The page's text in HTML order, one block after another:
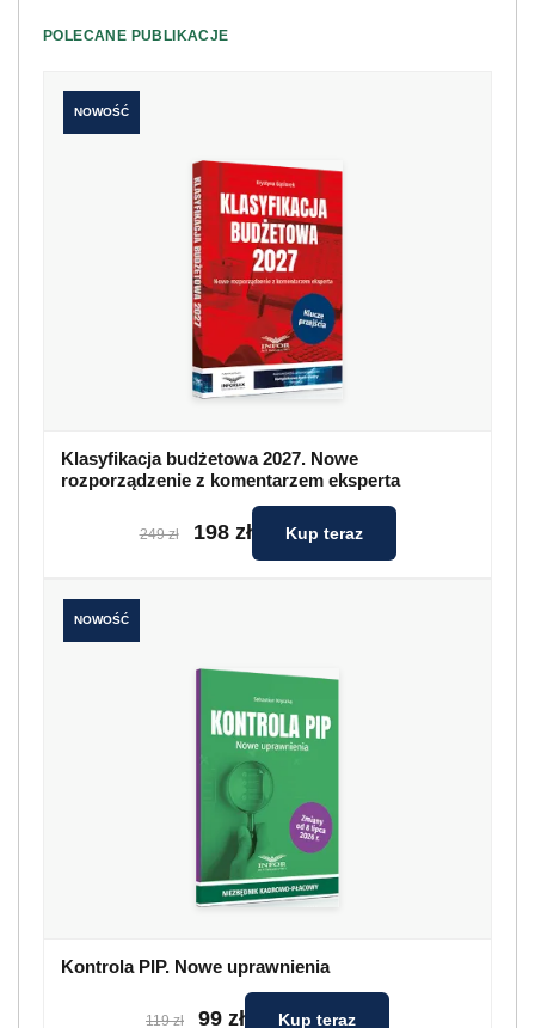
POLECANE PUBLIKACJE
NOWOŚĆ
Klasyfikacja budżetowa 2027. Nowe
rozporządzenie z komentarzem eksperta
249 zł 198 zł Kup teraz
NOWOŚĆ
Kontrola PIP. Nowe uprawnienia
119 zł 99 zł Kup teraz